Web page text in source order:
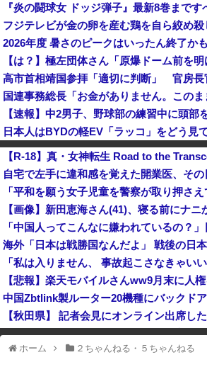
2026年度 暑さのピークはいったん終了
高市首相靖国参拝「適切に判断」 官房長
【画像】新田恵海さん(41)、寝る前にナニ
【悲報】楽天モバイルさんww9月末に人
ヨーロッパが中国製メガソーラーを締め出
ホーム ２ちゃんねる・５ちゃんねる